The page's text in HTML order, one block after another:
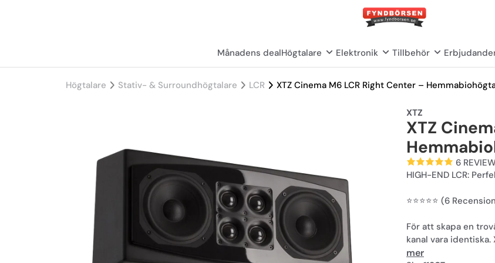
Månadens dealHögtalare Elektronik Tillbehör
Högtalare Stativ- & Surroundhögtalare LCR XTZ Cinema M6 LCR Right Center –
XTZ
XTZ
6
HIGH-END LCR:
⭐️⭐️⭐️⭐️⭐️ (6
För att skapa en
kanal vara
för att fullborda din
mer